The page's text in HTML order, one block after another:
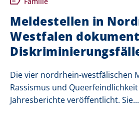
Meldestellen in
Westfalen
Die vier nordrhein-westfälischen
Rassismus und
Jahresberichte veröffentlicht. Sie...